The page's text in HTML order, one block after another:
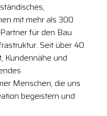
mit mehr als 300
für den Bau
Seit über 40
Kundennähe und
Menschen, die uns
begeistern und